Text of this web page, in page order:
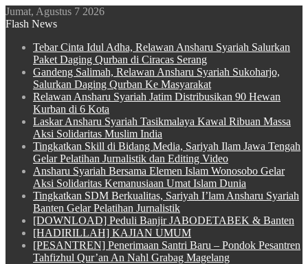
Jumat, Agustus 7 2026
Flash News
Tebar Cinta Idul Adha, Relawan Ansharu Syariah Salurkan
Paket Daging Qurban di Ciracas Serang
Gandeng Salimah, Relawan Ansharu Syariah Sukoharjo,
Salurkan Daging Qurban Ke Masyarakat
Relawan Ansharu Syariah Jatim Distribusikan 90 Hewan
Kurban di 6 Kota
Laskar Ansharu Syariah Tasikmalaya Kawal Ribuan Massa
Aksi Solidaritas Muslim India
Tingkatkan Skill di Bidang Media, Sariyah Ilam Jawa Tengah
Gelar Pelatihan Jurnalistik dan Editing Video
Ansharu Syariah Bersama Elemen Islam Wonosobo Gelar
Aksi Solidaritas Kemanusiaan Umat Islam Dunia
Tingkatkan SDM Berkualitas, Sariyah I’lam Ansharu Syariah
Banten Gelar Pelatihan Jurnalistik
[DOWNLOAD] Peduli Banjir JABODETABEK & Banten
[HADIRILLAH] KAJIAN UMUM
[PESANTREN] Penerimaan Santri Baru – Pondok Pesantren
Tahfizhul Qur’an An Nahl Grabag Magelang